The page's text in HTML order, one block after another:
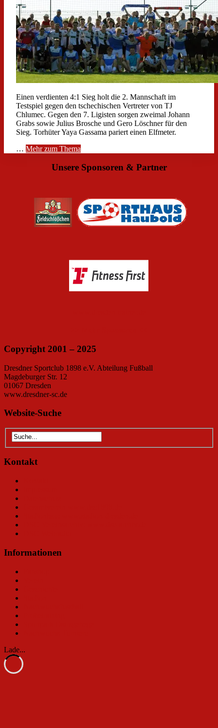
Einen verdienten 4:1 Sieg holt die 2. Mannschaft im
Testspiel gegen den tschechischen Vertreter von TJ
Chlumec. Gegen den 7. Ligisten sorgen zweimal Johann
Grabs sowie Julius Brosche und Gero Löschner für den
Sieg. Torhüter Yaya Gassama pariert einen Elfmeter.
… Mehr zum Thema
Unsere Sponsoren & Partner
Copyright 2001 – 2025
Dresdner Sportclub 1898 e.V. Abteilung Fußball
Magdeburger Str. 12
01067 Dresden
www.dresdner-sc.de
Website-Suche
Kontakt
Informationen
Lade...